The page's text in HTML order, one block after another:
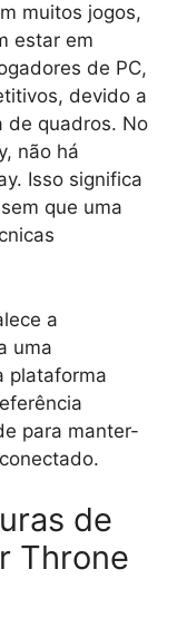
muitos jogos,
estar em
de PC,
devido a
de quadros. No
não há
Isso significa
que uma
a
uma
plataforma
para manter-
de
Throne